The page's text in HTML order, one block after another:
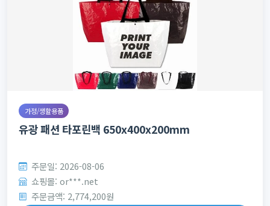
가정/생활용품
유광 패션 타포린백 650x400x200mm
주문일: 2026-08-06
쇼핑몰: or***.net
주문금액: 2,774,200원